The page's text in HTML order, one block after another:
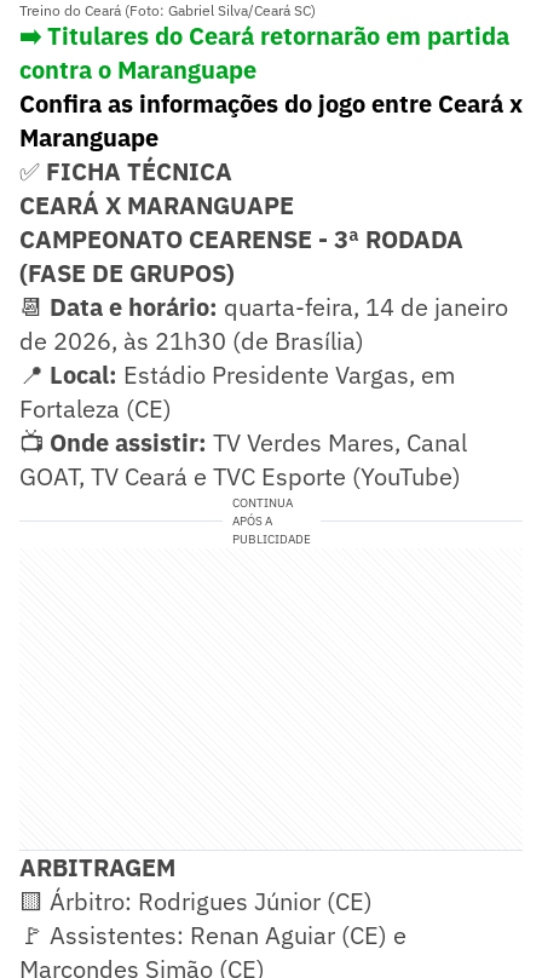
Treino do Ceará (Foto: Gabriel Silva/Ceará SC)
➡️ Titulares do Ceará retornarão em partida
contra o Maranguape
Confira as informações do jogo entre Ceará x
Maranguape
✅ FICHA TÉCNICA
CEARÁ X MARANGUAPE
CAMPEONATO CEARENSE - 3ª RODADA
(FASE DE GRUPOS)
📆 Data e horário: quarta-feira, 14 de janeiro
de 2026, às 21h30 (de Brasília)
📍 Local: Estádio Presidente Vargas, em
Fortaleza (CE)
📺 Onde assistir: TV Verdes Mares, Canal
GOAT, TV Ceará e TVC Esporte (YouTube)
CONTINUA
APÓS A
PUBLICIDADE
ARBITRAGEM
🟨 Árbitro: Rodrigues Júnior (CE)
🚩 Assistentes: Renan Aguiar (CE) e
Marcondes Simão (CE)